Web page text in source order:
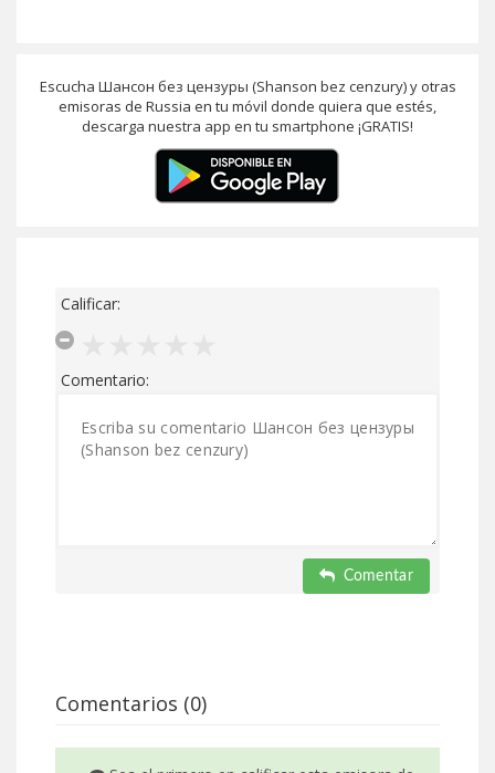
Escucha Шансон без цензуры (Shanson bez cenzury) y otras
emisoras de Russia en tu móvil donde quiera que estés,
descarga nuestra app en tu smartphone ¡GRATIS!
Calificar:
Comentario:
Comentar
Comentarios (0)